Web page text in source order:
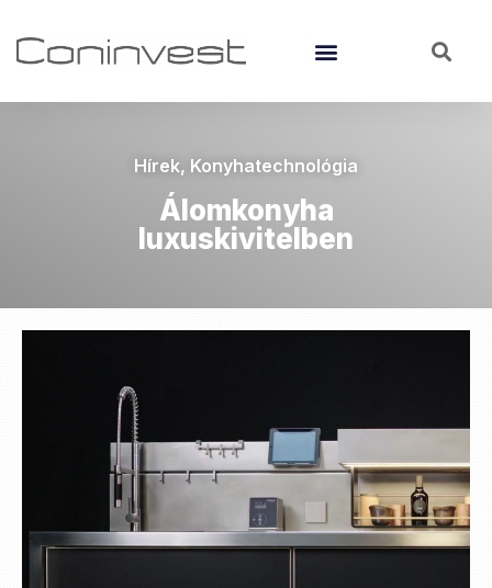
Hírek, Konyhatechnológia
Álomkonyha
luxuskivitelben